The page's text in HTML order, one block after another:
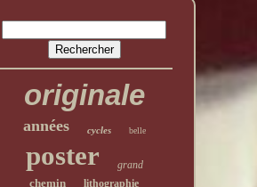
originale
années cycles belle
poster grand
chemin lithographie